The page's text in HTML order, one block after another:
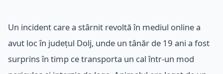
Un incident care a stârnit revoltă în mediul online a
avut loc în județul Dolj, unde un tânăr de 19 ani a fost
surprins în timp ce transporta un cal într-un mod